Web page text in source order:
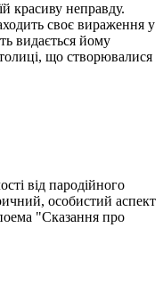
красиву неправду.
своє вираження у
видається йому
що створювалися
від пародійного
особистий аспект
"Сказання про